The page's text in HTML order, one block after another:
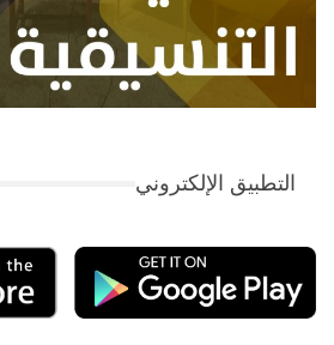
التطبيق الإلكتروني